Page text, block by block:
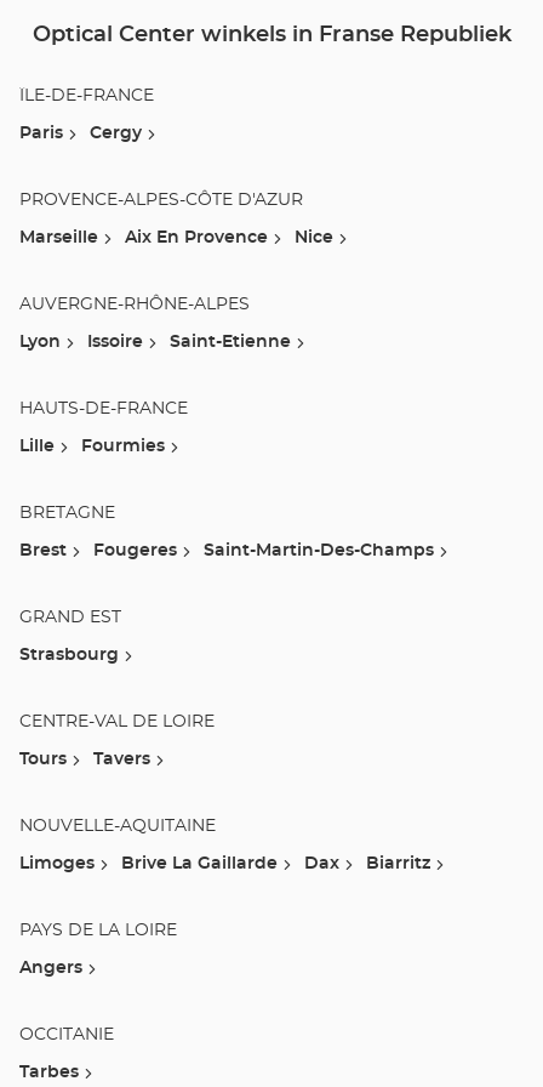
Optical Center winkels in Franse Republiek
ÎLE-DE-FRANCE
Paris Cergy
PROVENCE-ALPES-CÔTE D'AZUR
Marseille Aix En Provence Nice
AUVERGNE-RHÔNE-ALPES
Lyon Issoire Saint-Etienne
HAUTS-DE-FRANCE
Lille Fourmies
BRETAGNE
Brest Fougeres Saint-Martin-Des-Champs
GRAND EST
Strasbourg
CENTRE-VAL DE LOIRE
Tours Tavers
NOUVELLE-AQUITAINE
Limoges Brive La Gaillarde Dax Biarritz
PAYS DE LA LOIRE
Angers
OCCITANIE
Tarbes